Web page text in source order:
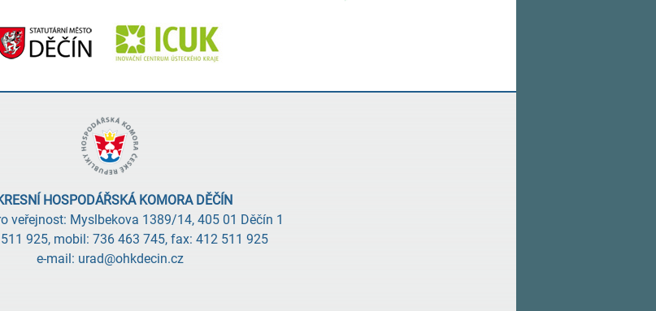
HOSPODÁŘSKÁ KOMORA DĚČÍN
veřejnost: Myslbekova 1389/14, 405 01 Děčín 1
925, mobil: 736 463 745, fax: 412 511 925
e-mail: urad@ohkdecin.cz